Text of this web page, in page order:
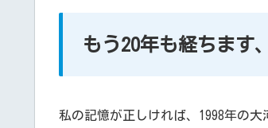
もう20年も経ちます
私の記憶が正しければ、1998年の